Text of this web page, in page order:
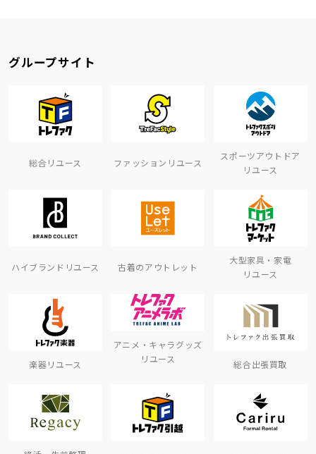
グループサイト
総合リユース ファッションリユース
スポーツアウトドア
リユース
ハイブランドリユース 古着のアウトレット
大型家具・家電
リユース
楽器リユース
アニメ・キャラグッズ
リユース
総合出張買取